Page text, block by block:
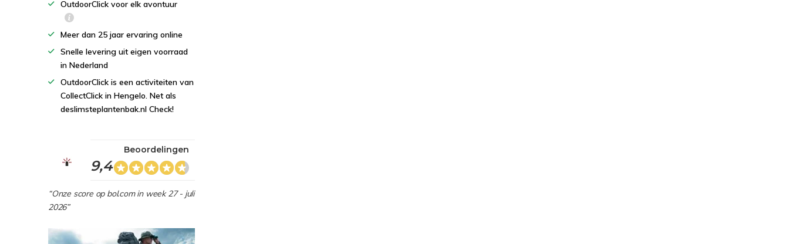
OutdoorClick voor elk avontuur
Meer dan 25 jaar ervaring online
Snelle levering uit eigen voorraad
in Nederland
OutdoorClick is een activiteiten van
CollectClick in Hengelo. Net als
deslimsteplantenbak.nl Check!
9,4
Beoordelingen
“Onze score op bol.com in week 27 - juli
2026”